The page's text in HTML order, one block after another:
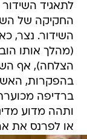
לתאגיד השידור
החקיקה של
השידור. נצר,
(מהלך אותו
הצלחה), אף
ברדיפה
ותהה מדוע
או לפרנס את